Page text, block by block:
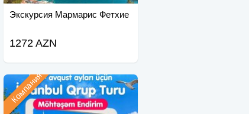
Экскурсия Мармарис Фетхие
1272 AZN
Компания